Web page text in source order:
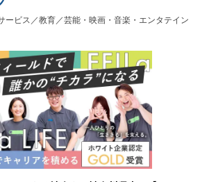
ービス／教育／芸能・映画・音楽・エンタテイン